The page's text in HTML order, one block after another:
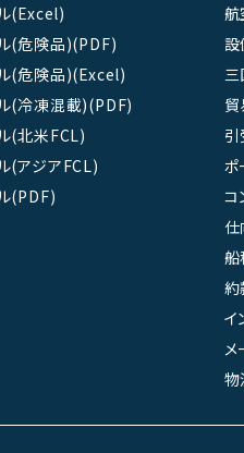
(Excel)
(危険品)(PDF)
(危険品)(Excel)
(冷凍混載)(PDF)
(北米FCL)
(アジアFCL)
(PDF)
航
ポ
コ
船
約
イ
物